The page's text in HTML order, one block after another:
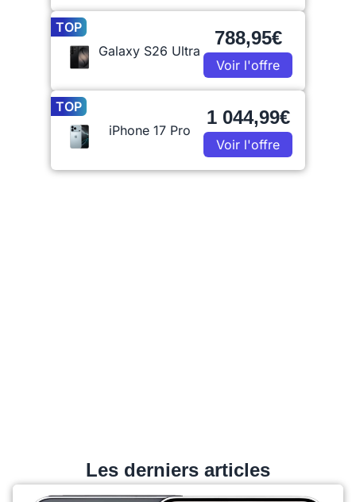
TOP
Galaxy S26 Ultra
788,95€
Voir l'offre
TOP
iPhone 17 Pro
1 044,99€
Voir l'offre
Les derniers articles